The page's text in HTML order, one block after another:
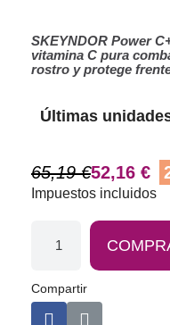
SKEYNDOR Power
vitamina C pura
rostro y protege
Últimas
65,19 €52,16 €
Impuestos incluidos
Compartir